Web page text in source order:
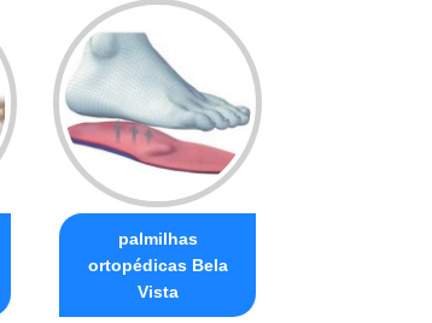
palmilhas
ortopédicas Bela
Vista